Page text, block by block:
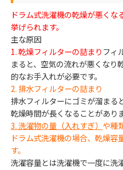
ドラム式洗濯機の乾燥が悪くな
挙げられます。
主な原因
1. 乾燥フィルターの詰まりフィ
まると、空気の流れが悪くなり
的なお手入れが必要です。
2. 排水フィルターの詰まり
排水フィルターにゴミが溜まる
乾燥時間が長くなることがありま
3.洗濯物の量（入れすぎ） や種
ドラム式洗濯機の場合、乾燥容
す。
洗濯容量とは洗濯機で一度に洗